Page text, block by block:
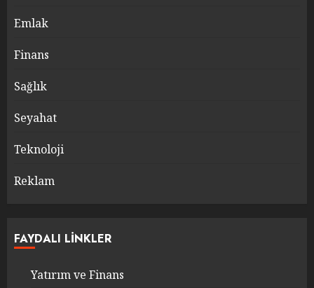
Emlak
Finans
Sağlık
Seyahat
Teknoloji
Reklam
FAYDALI LINKLER
Yatırım ve Finans